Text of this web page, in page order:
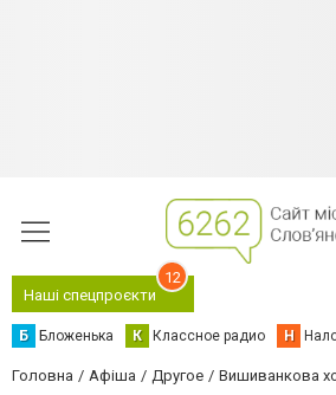
Наші спецпроєкти
12
Б Бложенька К Классное радио Н
Головна Афіша Другое Вишиванкова